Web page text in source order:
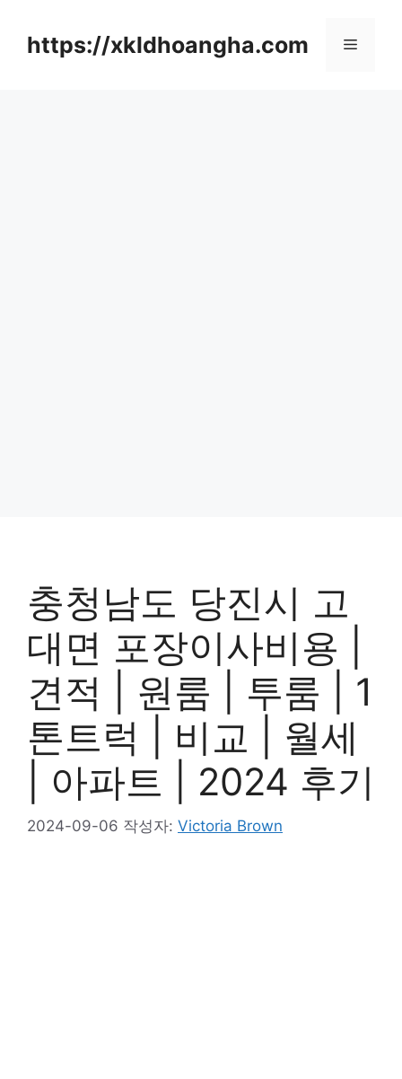
https://xkldhoangha.com 메
충청남도 당진시 고
대면 포장이사비용 |
견적 | 원룸 | 투룸 | 1
톤트럭 | 비교 | 월세
| 아파트 | 2024 후기
2024-09-06 작성자: Victoria Brown